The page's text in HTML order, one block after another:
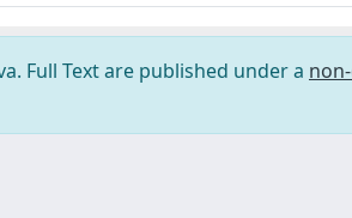
Full Text are published under a